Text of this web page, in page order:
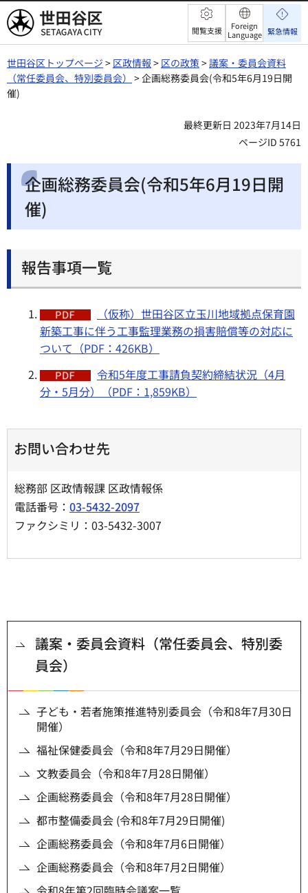
世田谷区 閲覧支援
Foreign
Language 緊急情報
世田谷区トップページ > 区政情報 > 区の政策>議案・委員会資料
（常任委員会、特別委員会） > 企画総務委員会(令和5年6月19日開
催)
最終更新日 2023年7月14日
ページID 5761
企画総務委員会(令和5年6月19日開
催)
報告事項一覧
（仮称）世田谷区立玉川地域拠点保育園
新築工事に伴う工事監理業務の損害賠償等の対応に
ついて（PDF：426KB）
令和5年度工事請負契約締結状況（4月
分・5月分）（PDF：1,859KB）
お問い合わせ先
総務部 区政情報課 区政情報係
電話番号： 03-5432-2097
ファクシミリ：03-5432-3007
議案・委員会資料（常任委員会、特別委
員会）
子ども・若者施策推進特別委員会（令和8年7月30日
開催）
福祉保健委員会（令和8年7月29日開催）
文教委員会（令和8年7月28日開催）
企画総務委員会（令和8年7月28日開催）
都市整備委員会 (令和8年7月29日開催)
企画総務委員会（令和8年7月6日開催）
企画総務委員会（令和8年7月2日開催）